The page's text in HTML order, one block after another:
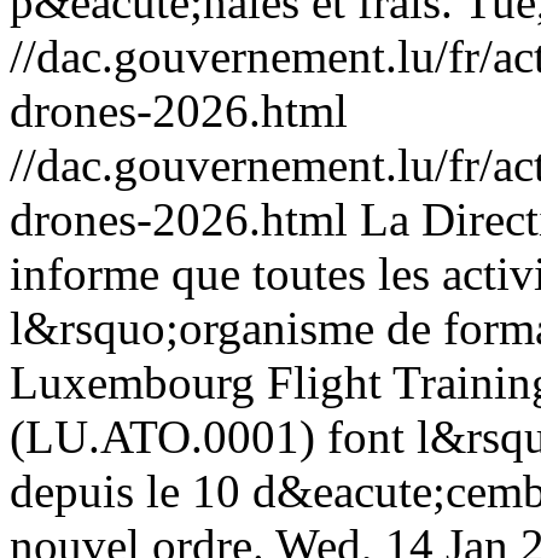
//dac.gouvernement.lu/fr/
drones-2026.html
//dac.gouvernement.lu/fr/
drones-2026.html La
informe que toutes les
l&rsquo;organisme de
Luxembourg Flight
(LU.ATO.0001) font
depuis le 10
nouvel ordre. Wed, 14 Jan